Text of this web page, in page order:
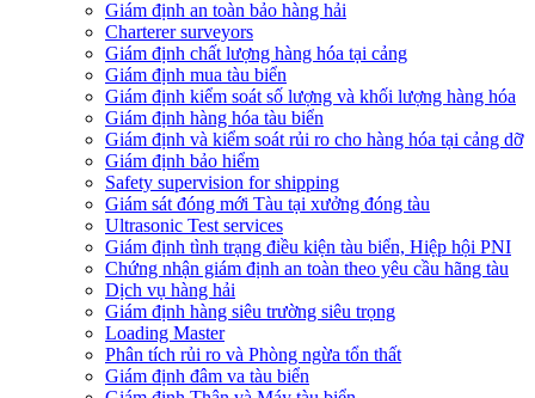
Giám định an toàn bảo hàng hải
Charterer surveyors
Giám định chất lượng hàng hóa tại cảng
​Giám định mua tàu biển
Giám định kiểm soát số lượng và khối lượng hàng hóa
Giám định hàng hóa tàu biển
Giám định và kiểm soát rủi ro cho hàng hóa tại cảng dỡ
Giám định bảo hiểm
Safety supervision for shipping
Giám sát đóng mới Tàu tại xưởng đóng tàu
Ultrasonic Test services
Giám định tình trạng điều kiện tàu biển, Hiệp hội PNI
Chứng nhận giám định an toàn theo yêu cầu hãng tàu
Dịch vụ hàng hải
Giám định hàng siêu trường siêu trọng
Loading Master
Phân tích rủi ro và Phòng ngừa tổn thất
​Giám định đâm va tàu biển